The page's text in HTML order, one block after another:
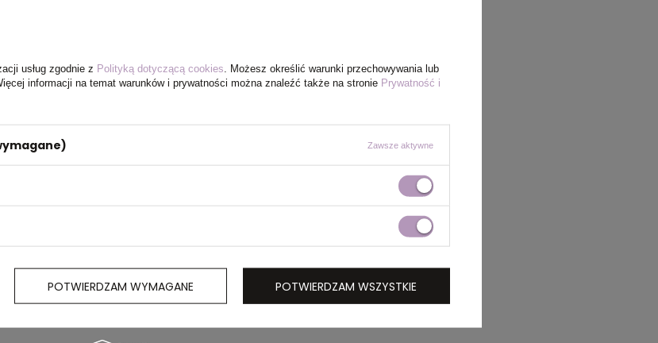
usług zgodnie z Polityką dotyczącą cookies . Możesz określić warunki przechowywania lub
informacji na temat warunków i prywatności można znaleźć także na stronie Prywatność i
Zawsze aktywne
POTWIERDZAM WYMAGANE POTWIERDZAM WSZYSTKIE